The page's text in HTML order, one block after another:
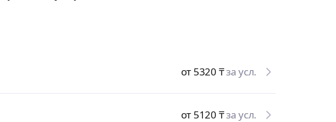
от 5320 ₸за усл.
от 5120 ₸за усл.